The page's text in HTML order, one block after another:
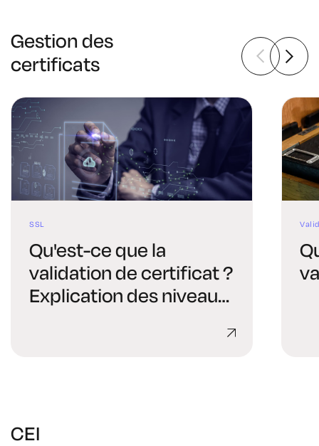
Gestion des
certificats
SSL
Qu'est-ce que la
validation de certificat ?
Explication des niveaux
CEI